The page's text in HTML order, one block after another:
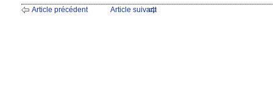
Article précédent Article suivant